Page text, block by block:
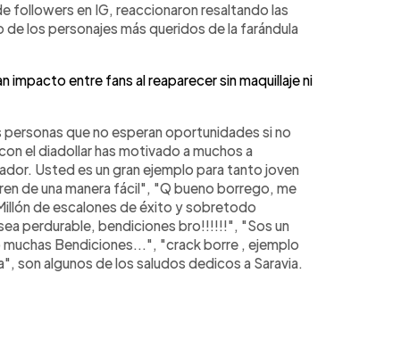
followers en IG, reaccionaron resaltando las
los personajes más queridos de la farándula
impacto entre fans al reaparecer sin maquillaje ni
que no esperan oportunidades si no
el diadollar has motivado a muchos a
Usted es un gran ejemplo para tanto joven
de una manera fácil", "Q bueno borrego, me
de escalones de éxito y sobretodo
perdurable, bendiciones bro!!!!!!", "Sos un
Bendiciones...", "crack borre , ejemplo
son algunos de los saludos dedicos a Saravia.